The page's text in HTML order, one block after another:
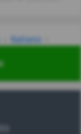
Italiano
语